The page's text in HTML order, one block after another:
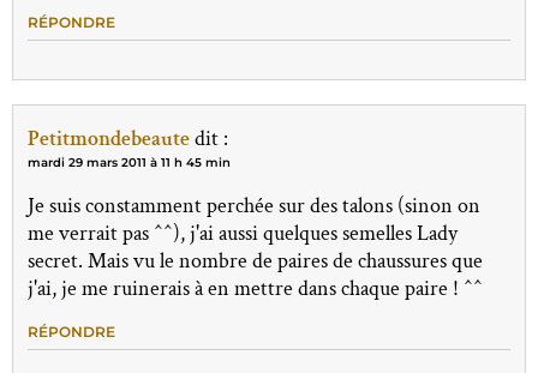
RÉPONDRE
Petitmondebeautedit :
mardi 29 mars 2011 à 11 h 45 min
Je suis constamment perchée sur des talons (sinon on
me verrait pas ^^), j'ai aussi quelques semelles Lady
secret. Mais vu le nombre de paires de chaussures que
j'ai, je me ruinerais à en mettre dans chaque paire ! ^^
RÉPONDRE